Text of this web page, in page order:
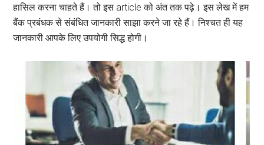
हासिल करना चाहते हैं। तो इस article को अंत तक पढ़े। इस लेख में हम
बैंक प्रबंधक से संबंधित जानकारी साझा करने जा रहे हैं। निश्चत ही यह
जानकारी आपके लिए उपयोगी सिद्ध होगी।